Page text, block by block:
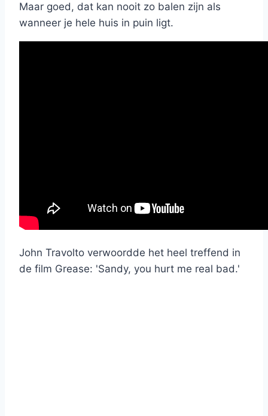
Maar goed, dat kan nooit zo balen zijn als
wanneer je hele huis in puin ligt.
John Travolto verwoordde het heel treffend in
de film Grease: 'Sandy, you hurt me real bad.'